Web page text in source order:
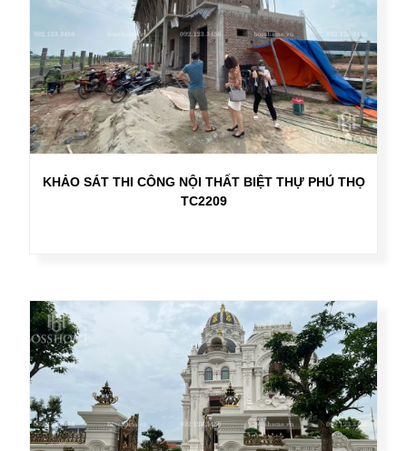
KHẢO SÁT THI CÔNG NỘI THẤT BIỆT THỰ PHÚ THỌ
TC2209